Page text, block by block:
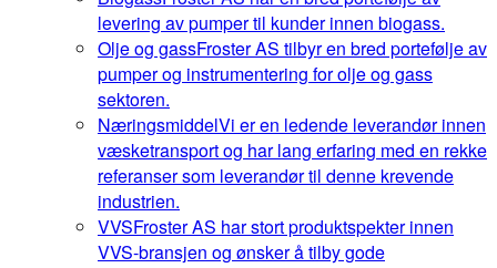
levering av pumper til kunder innen biogass.
Olje og gassFroster AS tilbyr en bred portefølje av
pumper og instrumentering for olje og gass
sektoren.
NæringsmiddelVi er en ledende leverandør innen
væsketransport og har lang erfaring med en rekke
referanser som leverandør til denne krevende
industrien.
VVSFroster AS har stort produktspekter innen
VVS-bransjen og ønsker å tilby gode